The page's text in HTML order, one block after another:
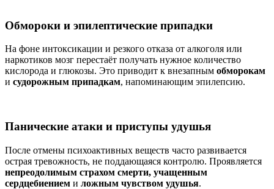
Обмороки и эпилептические припадки
На фоне интоксикации и резкого отказа от алкоголя или
наркотиков мозг перестаёт получать нужное количество
кислорода и глюкозы. Это приводит к внезапным обморокам
и судорожным припадкам, напоминающим эпилепсию.
Панические атаки и приступы удушья
После отмены психоактивных веществ часто развивается
острая тревожность, не поддающаяся контролю. Проявляется
непреодолимым страхом смерти, учащенным
сердцебиением и ложным чувством удушья.